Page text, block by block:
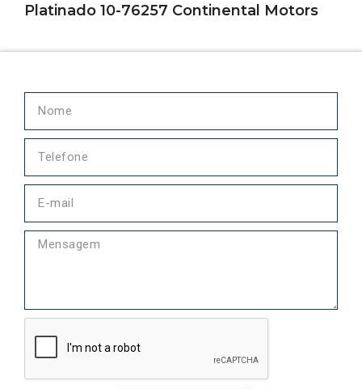
Platinado 10-76257 Continental Motors